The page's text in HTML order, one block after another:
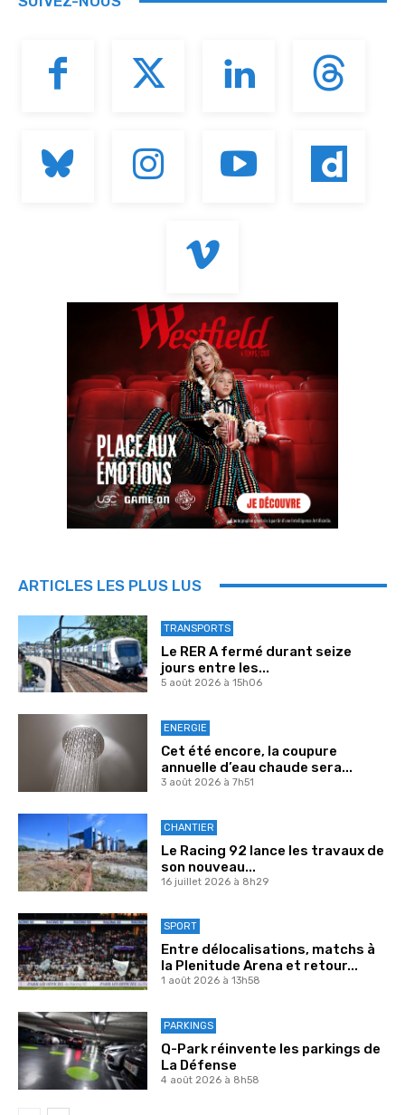
ARTICLES LES PLUS LUS
TRANSPORTS
Le RER A fermé durant seize
jours entre les...
5 août 2026 à 15h06
ENERGIE
Cet été encore, la coupure
annuelle d’eau chaude sera...
3 août 2026 à 7h51
CHANTIER
Le Racing 92 lance les travaux de
son nouveau...
16 juillet 2026 à 8h29
SPORT
Entre délocalisations, matchs à
la Plenitude Arena et retour...
1 août 2026 à 13h58
PARKINGS
Q-Park réinvente les parkings de
La Défense
4 août 2026 à 8h58